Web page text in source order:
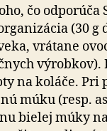
čo odporúča
(30 g
vrátane
výrobkov).
na koláče. Pri
múku (resp.
bielej múky